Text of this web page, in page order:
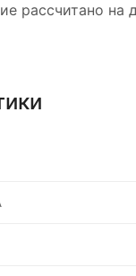
рассчитано